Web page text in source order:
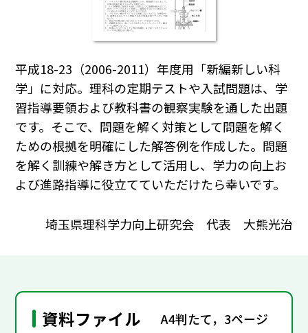
平成18-23（2006-2011）年度用「新編新しい科
学」に対応。理科の定期テストや入試問題は、学
習指導要領および教科書の観察実験を通した出題
です。そこで、問題を解く対策として問題を解く
ための根拠を明確にした解答例を作成した。問題
を解く訓練や解き方として活用し、学力の向上お
よび進路指導に役立てていただけたら幸いです。
埼玉県理科学力向上研究会 代表 大熊光治
資料ファイル A4判たて，3ページ